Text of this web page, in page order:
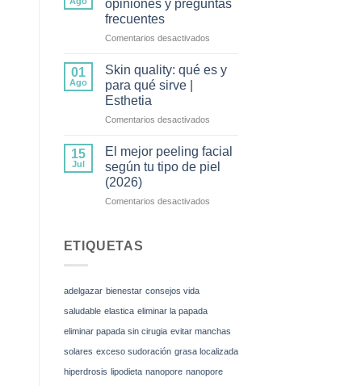
mesoterapia
y
funciona
opiniones y preguntas
frecuentes
Comentarios desactivadosen
opiniones
frecuentes
01
Ago
Skin quality: qué es y
para qué sirve |
Esthetia
Comentarios desactivadosen
quality:
qué
es
para
15
Jul
El mejor peeling facial
según tu tipo de piel
(2026)
Comentarios desactivadosen
(2026)
ETIQUETAS
adelgazar bienestar consejos vida
saludable elastica eliminar la papada
eliminar papada sin cirugia evitar manchas
solares exceso sudoración grasa localizada
hiperdrosis lipodieta nanopore nanopore